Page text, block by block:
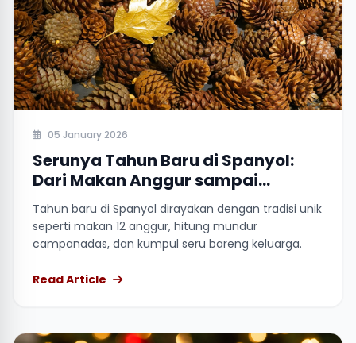
05 January 2026
Serunya Tahun Baru di Spanyol:
Dari Makan Anggur sampai
Harapan Baru
Tahun baru di Spanyol dirayakan dengan tradisi unik
seperti makan 12 anggur, hitung mundur
campanadas, dan kumpul seru bareng keluarga.
Read Article